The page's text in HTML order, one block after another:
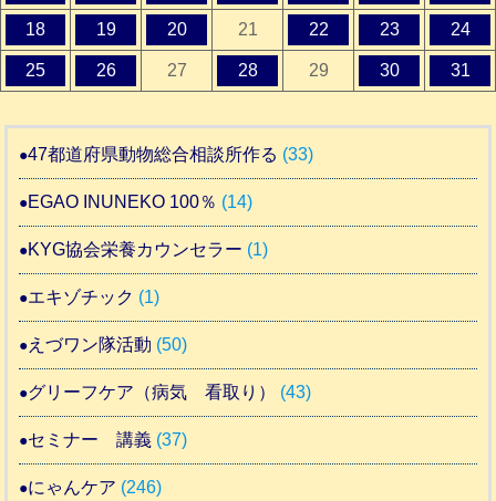
18 19 20 21 22 23 24
25 26 27 28 29 30 31
47都道府県動物総合相談所作る (33)
EGAO INUNEKO 100％ (14)
KYG協会栄養カウンセラー (1)
エキゾチック (1)
えづワン隊活動 (50)
グリーフケア（病気 看取り） (43)
セミナー 講義 (37)
にゃんケア (246)